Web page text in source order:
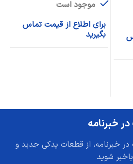
موجود است
برای اطلاع از قیمت تماس
بگیرید
خبرنامه
خبرنامه، از قطعات یدکی جدید و
شوید